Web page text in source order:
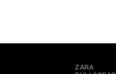
MÆRKER
ZARA